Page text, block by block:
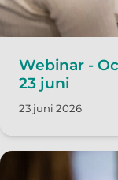
Webinar -
23 juni
23 juni 2026